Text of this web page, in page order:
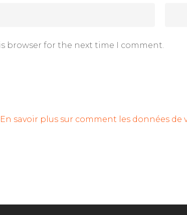
browser for the next time I comment.
En savoir plus sur comment les données